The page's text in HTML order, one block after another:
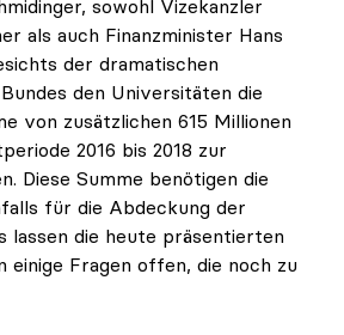
sowohl Vizekanzler
als auch Finanzminister Hans
der dramatischen
den Universitäten die
von zusätzlichen 615 Millionen
2016 bis 2018 zur
Diese Summe benötigen die
für die Abdeckung der
lassen die heute präsentierten
einige Fragen offen, die noch zu